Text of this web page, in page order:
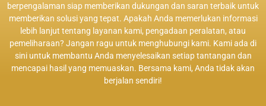
berpengalaman siap memberikan dukungan dan saran terbaik untuk
memberikan solusi yang tepat. Apakah Anda memerlukan informasi
lebih lanjut tentang layanan kami, pengadaan peralatan, atau
pemeliharaan? Jangan ragu untuk menghubungi kami. Kami ada di
sini untuk membantu Anda menyelesaikan setiap tantangan dan
mencapai hasil yang memuaskan. Bersama kami, Anda tidak akan
berjalan sendiri!